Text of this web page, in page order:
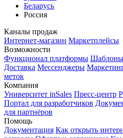
Беларусь
Россия
Каналы продаж
Интернет-магазин Маркетплейсы
Возможности
Функционал платформы Шаблоны
Доставка Мессенджеры
меток
Компания
Университет inSales Пресс-центр
Портал для разработчиков
для партнёров
Помощь
Документация Как открыть